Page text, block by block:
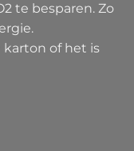
te besparen. Zo
karton of het is